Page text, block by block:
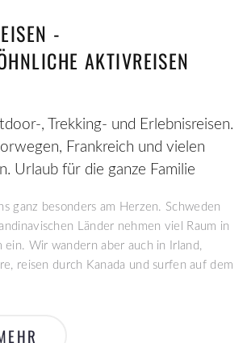
-
AKTIVREISEN
, Trekking- und Erlebnisreisen.
Frankreich und vielen
Urlaub für die ganze Familie
ganz besonders am Herzen. Schweden
Länder nehmen viel Raum in
ein. Wir wandern aber auch in Irland,
reisen durch Kanada und surfen auf dem